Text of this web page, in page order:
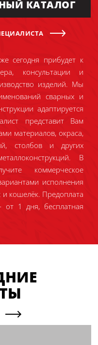
КАТАЛОГ
сегодня прибудет к
консультации и
изделий. Мы
сварных и
адаптируется
представит Вам
материалов, окраса,
столбов и других
В
коммерческое
исполнения
и кошелёк. Предоплата
от 1 дня, бесплатная